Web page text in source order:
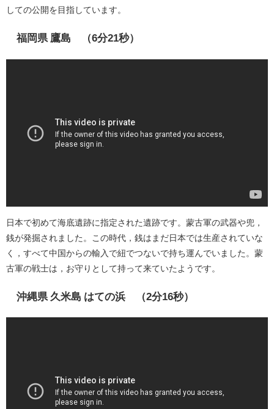
しての公開を目指しています。
福岡県 鷹島 （6分21秒）
日本で初めて海底遺跡に指定された遺跡です。蒙古軍の武器や兜，
銭が発掘されました。この時代，銭はまだ日本では生産されていな
く，すべて中国からの輸入で紐でつないで持ち運んでいました。蒙
古軍の戦士は，お守りとして持って来ていたようです。
沖縄県 久米島 はての浜 （2分16秒）